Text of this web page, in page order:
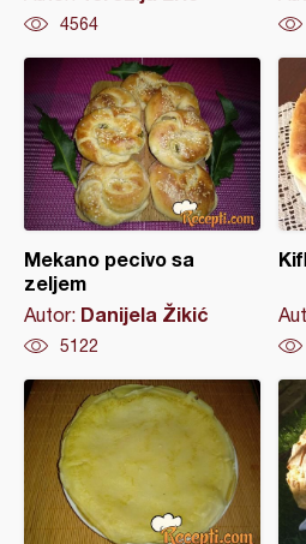
4564
Mekano pecivo sa
zeljem
Autor: Danijela Žikić
5122